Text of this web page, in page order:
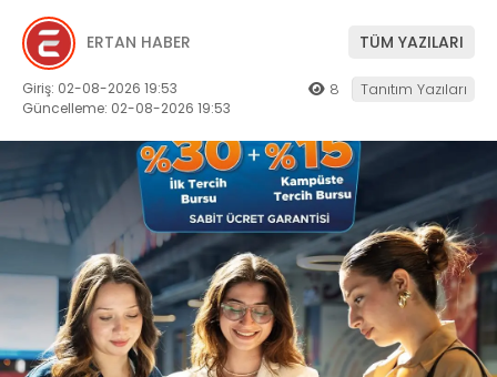
ERTAN HABER TÜM YAZILARI
Giriş: 02-08-2026 19:53
Güncelleme: 02-08-2026 19:53
8 Tanıtım Yazıları